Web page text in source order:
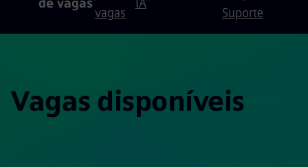
de vagas
vagas
IA
Suporte
Vagas disponíveis